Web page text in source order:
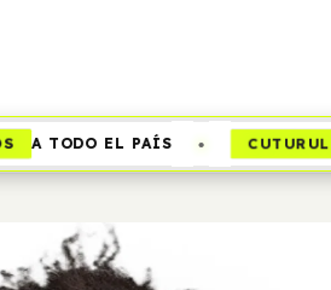
A TODO EL PAÍS • CUTURULE